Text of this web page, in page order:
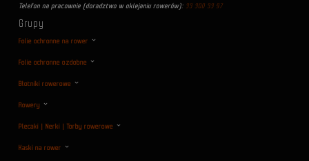
Telefon na pracownie (doradztwo w oklejaniu rowerów): 33 300 33 97
Grupy
Folie ochronne na rower
Folie ochronne ozdobne
Błotniki rowerowe
Rowery
Plecaki | Nerki | Torby rowerowe
Kaski na rower